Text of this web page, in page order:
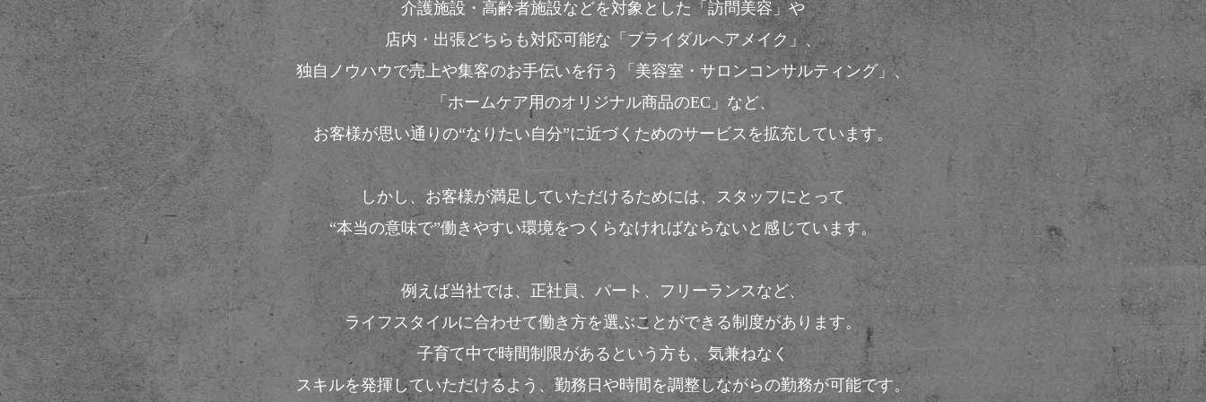
介護施設・高齢者施設などを対象とした「訪問美容」や
店内・出張どちらも対応可能な「ブライダルヘアメイク」、
独自ノウハウで売上や集客のお手伝いを行う「美容室・サロンコンサルティング」、
「ホームケア用のオリジナル商品のEC」など、
お客様が思い通りの“なりたい自分”に近づくためのサービスを拡充しています。
しかし、お客様が満足していただけるためには、スタッフにとって
“本当の意味で”働きやすい環境をつくらなければならないと感じています。
例えば当社では、正社員、パート、フリーランスなど、
ライフスタイルに合わせて働き方を選ぶことができる制度があります。
子育て中で時間制限があるという方も、気兼ねなく
スキルを発揮していただけるよう、勤務日や時間を調整しながらの勤務が可能です。